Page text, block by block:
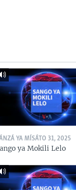
YA MÍSÁTO 31, 2025
ya Mokili Lelo